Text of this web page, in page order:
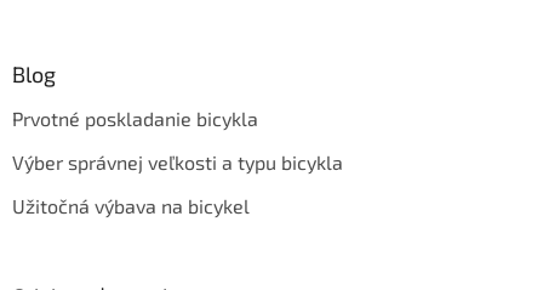
Blog
Prvotné poskladanie bicykla
Výber správnej veľkosti a typu bicykla
Užitočná výbava na bicykel